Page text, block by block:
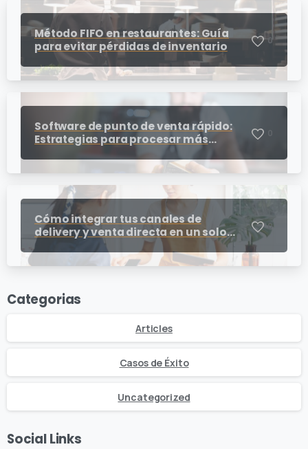
Método FIFO en restaurantes: Guía
para evitar pérdidas de inventario
0
Software de punto de venta rápido:
Estrategias para procesar más
Cómo integrar tus canales de
delivery y venta directa en un solo
punto de venta para restaurantes
0
Categorias
Articles
Casos de Éxito
Uncategorized
Social Links